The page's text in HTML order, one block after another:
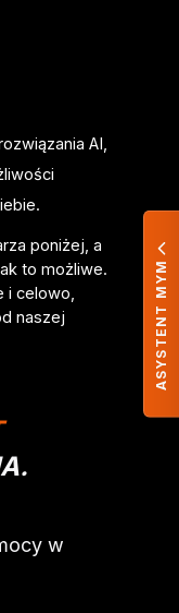
AI,
poniżej, a
to możliwe.
i celowo,
naszej
w
ASYSTENT MYM